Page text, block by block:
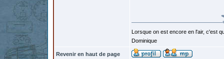
Lorsque on est encore en l'air, c'est
Dominique
Revenir en haut de page